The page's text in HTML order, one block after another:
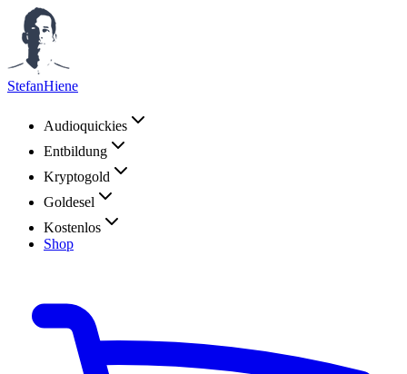
StefanHiene
Audioquickies
Entbildung
Kryptogold
Goldesel
Kostenlos
Shop